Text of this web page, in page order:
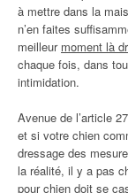
à mettre dans la
n’en faites
meilleur moment là
chaque fois, dans
intimidation.
Avenue de l’article
et si votre chien
dressage des
la réalité, il y a pas
pour chien doit se